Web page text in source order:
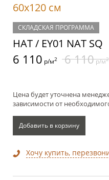
60x120 см
СКЛАДСКАЯ ПРОГРАММА
НАТ / EY01 NAT SQ
6 110 р/м2 6 110р/м2
Цена будет уточнена
зависимости от
Добавить в корзину
Хочу купить,